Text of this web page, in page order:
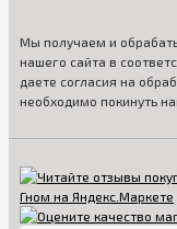
Мы получаем и
нашего сайта в
даете согласия на
необходимо покинуть